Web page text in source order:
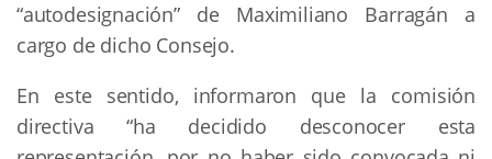
“autodesignación” de Maximiliano Barragán a
cargo de dicho Consejo.
En este sentido, informaron que la comisión
directiva “ha decidido desconocer esta